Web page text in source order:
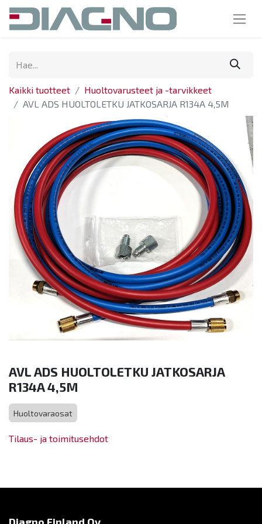
Kaikki tuotteet
Huoltovarusteet ja -tarvikkeet
AVL ADS HUOLTOLETKU JATKOSARJA R134A 4,5M
AVL ADS HUOLTOLETKU JATKOSARJA
R134A 4,5M
Huoltovaraosat
Tilaus- ja toimitusehdot